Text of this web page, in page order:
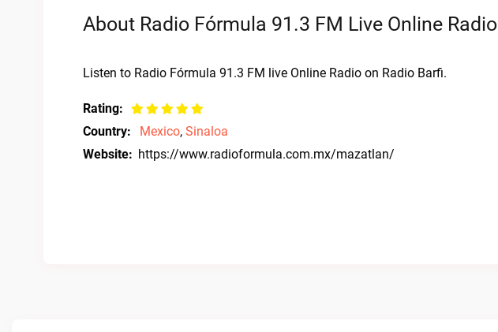
About Radio Fórmula 91.3 FM Live Online Radio
Listen to Radio Fórmula 91.3 FM live Online Radio on Radio Barfi.
Rating:
Country:
Mexico, Sinaloa
Website: https://www.radioformula.com.mx/mazatlan/